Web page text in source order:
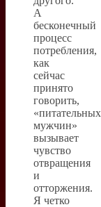
А
бесконечный
процесс
потребления,
как
сейчас
принято
говорить,
«питательных
мужчин»
вызывает
чувство
отвращения
и
отторжения.
Я четко